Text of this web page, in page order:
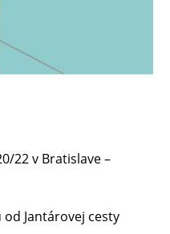
22 v Bratislave –
Jantárovej cesty